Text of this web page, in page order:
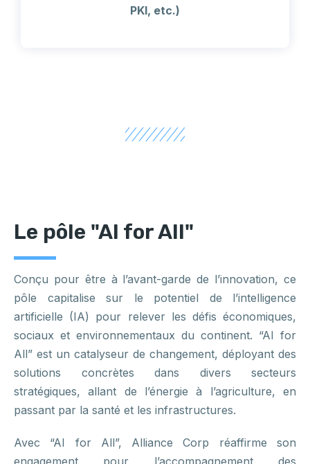
PKI, etc.)
Le pôle "AI for All"
Conçu pour être à l’avant-garde de l’innovation, ce
pôle capitalise sur le potentiel de l’intelligence
artificielle (IA) pour relever les défis économiques,
sociaux et environnementaux du continent. “AI for
All” est un catalyseur de changement, déployant des
solutions concrètes dans divers secteurs
stratégiques, allant de l’énergie à l’agriculture, en
passant par la santé et les infrastructures.
Avec “AI for All”, Alliance Corp réaffirme son
engagement pour l’accompagnement des